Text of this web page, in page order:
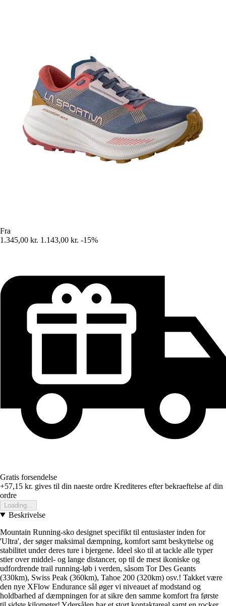
Fra
1.345,00 kr. 1.143,00 kr. -15%
Gratis forsendelse
+57,15 kr. gives til din naeste ordre Krediteres efter bekraeftelse af din
ordre
Loading...
Beskrivelse
Mountain Running-sko designet specifikt til entusiaster inden for
'Ultra', der søger maksimal dæmpning, komfort samt beskyttelse og
stabilitet under deres ture i bjergene. Ideel sko til at tackle alle typer
stier over middel- og lange distancer, op til de mest ikoniske og
udfordrende trail running-løb i verden, såsom Tor Des Geants
(330km), Swiss Peak (360km), Tahoe 200 (320km) osv.! Takket være
den nye XFlow Endurance sål øger vi niveauet af modstand og
holdbarhed af dæmpningen for at sikre den samme komfort fra første